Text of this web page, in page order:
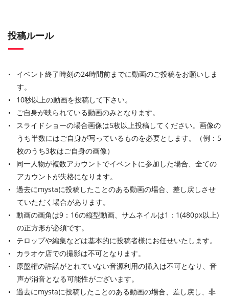
投稿ルール
イベント終了時刻の24時間前までに動画のご投稿をお願いしま
す。
10秒以上の動画を投稿して下さい。
ご自身が映られている動画のみとなります。
スライドショーの場合画像は5枚以上投稿してください。画像の
うち半数にはご自身が写っているものを必要とします。（例：5
枚のうち3枚はご自身の画像）
同一人物が複数アカウントでイベントに参加した場合、全ての
アカウントが失格になります。
過去にmystaに投稿したことのある動画の場合、差し戻しさせ
ていただく場合があります。
動画の画角は9：16の縦型動画、サムネイルは1：1(480px以上)
の正方形が必須です。
テロップや編集などは基本的に投稿者様にお任せいたします。
カラオケ店での撮影は不可となります。
原盤権の許諾がとれていない音源利用の挿入は不可となり、音
声が消音となる可能性がございます。
過去にmystaに投稿したことのある動画の場合、差し戻し、非